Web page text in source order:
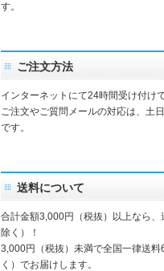
す。
ご注文方法
インターネットにて24時間受け付け
ご注文やご質問メールの対応は、土
です。
送料について
合計金額3,000円（税抜）以上なら
除く）！
3,000円（税抜）未満で全国一律送
く）でお届けします。